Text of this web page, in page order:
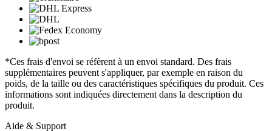
*Ces frais d'envoi se réfèrent à un envoi standard. Des frais
supplémentaires peuvent s'appliquer, par exemple en raison du
poids, de la taille ou des caractéristiques spécifiques du produit. Ces
informations sont indiquées directement dans la description du
produit.
Aide & Support